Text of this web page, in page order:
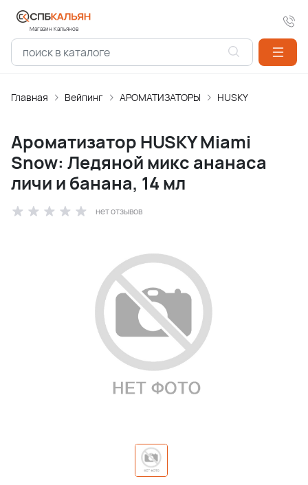
Магазин Кальянов
Главная Вейпинг АРОМАТИЗАТОPЫ HUSKY
Ароматизатор HUSKY Miami
Snow: Ледяной микс ананаса
личи и банана, 14 мл
нет отзывов